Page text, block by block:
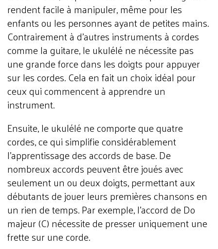
rendent facile à manipuler, même pour les
enfants ou les personnes ayant de petites mains.
Contrairement à d’autres instruments à cordes
comme la guitare, le ukulélé ne nécessite pas
une grande force dans les doigts pour appuyer
sur les cordes. Cela en fait un choix idéal pour
ceux qui commencent à apprendre un
instrument.
Ensuite, le ukulélé ne comporte que quatre
cordes, ce qui simplifie considérablement
l’apprentissage des accords de base. De
nombreux accords peuvent être joués avec
seulement un ou deux doigts, permettant aux
débutants de jouer leurs premières chansons en
un rien de temps. Par exemple, l'accord de Do
majeur (C) nécessite de presser uniquement une
frette sur une corde.